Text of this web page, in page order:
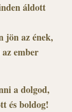
áldott
jön az ének,
ember
a dolgod,
és boldog!